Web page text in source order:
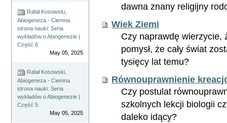
Rafał Kosowski,
Abiogeneza - Ciemna
strona nauki: Seria
wykładów o Abiogenezie |
Część 6
May 05, 2025
Rafał Kosowski,
Abiogeneza - Ciemna
strona nauki: Seria
wykładów o Abiogenezie |
Część 5
May 05, 2025
dawna znany religijny
Wiek Ziemi
Czy naprawdę wierzycie,
pomysł, że cały świat
tysięcy lat temu?
Równouprawnienie
Czy postulat
szkolnych lekcji biologii
daleko idący?